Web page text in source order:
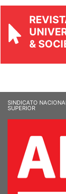
&
SINDICATO
SUPERIOR